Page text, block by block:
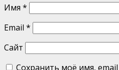
Имя *
Email *
Сайт
Сохранить моё имя,